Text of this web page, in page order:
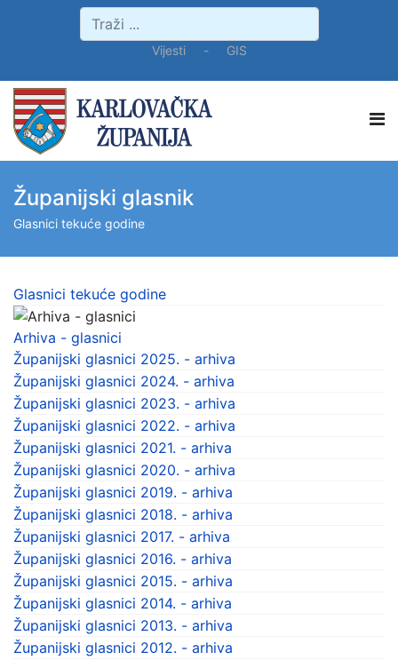
Vijesti- GIS
Županijski glasnik
Glasnici tekuće godine
Glasnici tekuće godine
Arhiva - glasnici
Županijski glasnici 2025. - arhiva
Županijski glasnici 2024. - arhiva
Županijski glasnici 2023. - arhiva
Županijski glasnici 2022. - arhiva
Županijski glasnici 2021. - arhiva
Županijski glasnici 2020. - arhiva
Županijski glasnici 2019. - arhiva
Županijski glasnici 2018. - arhiva
Županijski glasnici 2017. - arhiva
Županijski glasnici 2016. - arhiva
Županijski glasnici 2015. - arhiva
Županijski glasnici 2014. - arhiva
Županijski glasnici 2013. - arhiva
Županijski glasnici 2012. - arhiva